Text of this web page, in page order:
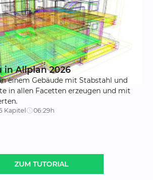
in Allplan 2026
einem Gebäude mit Stabstahl und
in allen Facetten erzeugen und mit
Kapitel schedule06:29h
ZUM TUTORIAL